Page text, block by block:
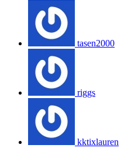
tasen2000
riggs
kktixlauren